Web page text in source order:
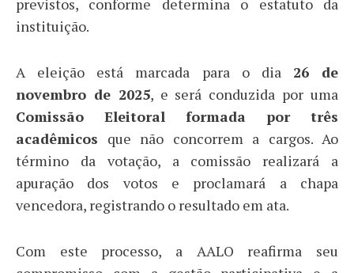
previstos, conforme determina o estatuto da
instituição.
A eleição está marcada para o dia 26 de
novembro de 2025, e será conduzida por uma
Comissão Eleitoral formada por três
acadêmicos que não concorrem a cargos. Ao
término da votação, a comissão realizará a
apuração dos votos e proclamará a chapa
vencedora, registrando o resultado em ata.
Com este processo, a AALO reafirma seu